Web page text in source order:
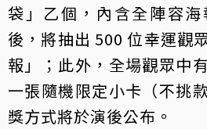
袋」乙個，內含全陣容
後，將抽出 500 位幸運觀
報」；此外，全場觀眾中
一張隨機限定小卡（不挑
獎方式將於演後公布。